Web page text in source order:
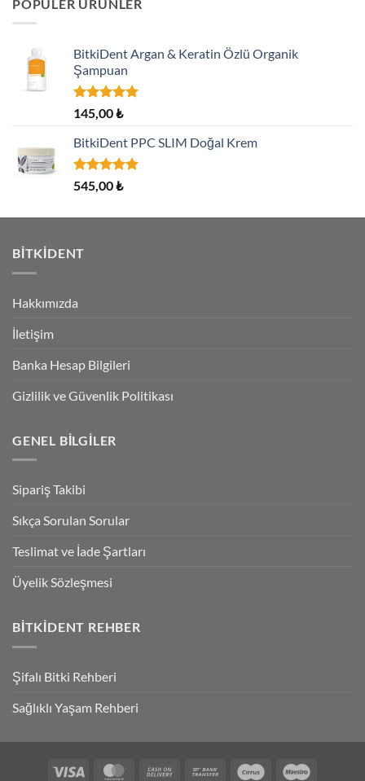
POPÜLER ÜRÜNLER
BitkiDent Argan & Keratin Özlü Organik
Şampuan
5 üzerinden
5.00oy
aldı
145,00₺
BitkiDent PPC SLIM Doğal Krem
5 üzerinden
5.00oy
545,00₺
BITKIDENT
Hakkımızda
İletişim
Banka Hesap Bilgileri
Gizlilik ve Güvenlik Politikası
GENEL BILGILER
Sipariş Takibi
Sıkça Sorulan Sorular
Teslimat ve İade Şartları
Üyelik Sözleşmesi
BITKIDENT REHBER
Şifalı Bitki Rehberi
Sağlıklı Yaşam Rehberi
Visa MasterCardCash Bank Cirrus